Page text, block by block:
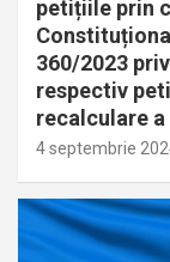
petițiile prin
360/2023
respectiv
recalculare
4 septembrie